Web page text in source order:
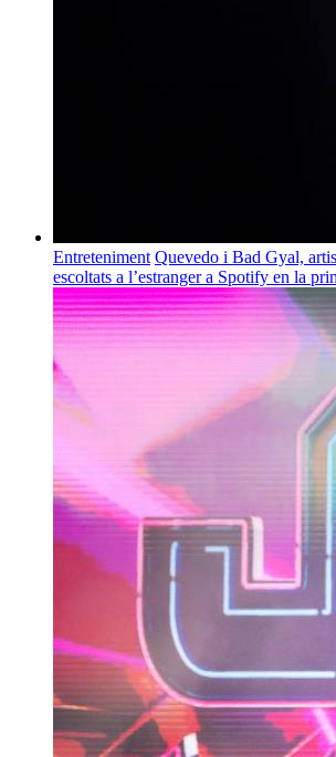
Entreteniment Quevedo i Bad Gyal,
escoltats a l’estranger a Spotify en la